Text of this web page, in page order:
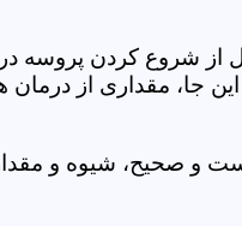
از شروع کردن پروسه
جا، مقداری از
و صحیح، شیوه و